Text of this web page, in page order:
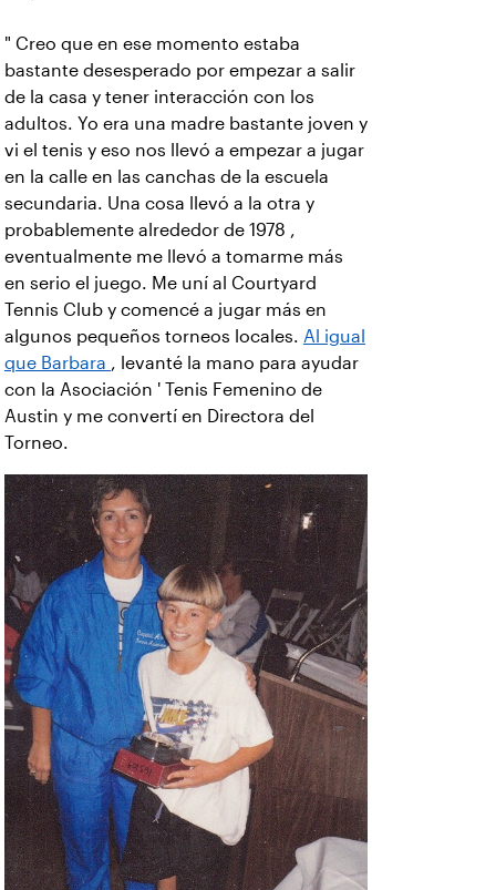
" Creo que en ese momento estaba
bastante desesperado por empezar a salir
de la casa y tener interacción con los
adultos. Yo era una madre bastante joven y
vi el tenis y eso nos llevó a empezar a jugar
en la calle en las canchas de la escuela
secundaria. Una cosa llevó a la otra y
probablemente alrededor de 1978 ,
eventualmente me llevó a tomarme más
en serio el juego. Me uní al Courtyard
Tennis Club y comencé a jugar más en
algunos pequeños torneos locales. Al igual
que Barbara , levanté la mano para ayudar
con la Asociación ' Tenis Femenino de
Austin y me convertí en Directora del
Torneo.